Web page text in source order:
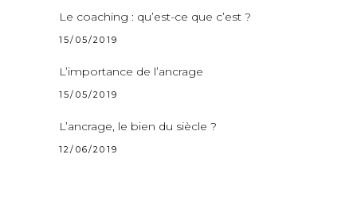
Le coaching : qu’est-ce que c’est ?
15/05/2019
L’importance de l’ancrage
15/05/2019
L’ancrage, le bien du siècle ?
12/06/2019